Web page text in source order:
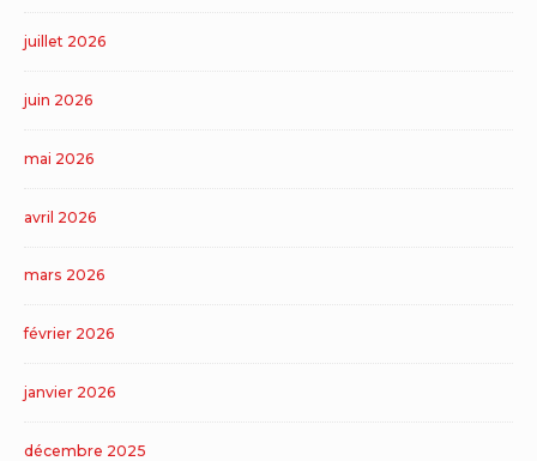
juillet 2026
juin 2026
mai 2026
avril 2026
mars 2026
février 2026
janvier 2026
décembre 2025